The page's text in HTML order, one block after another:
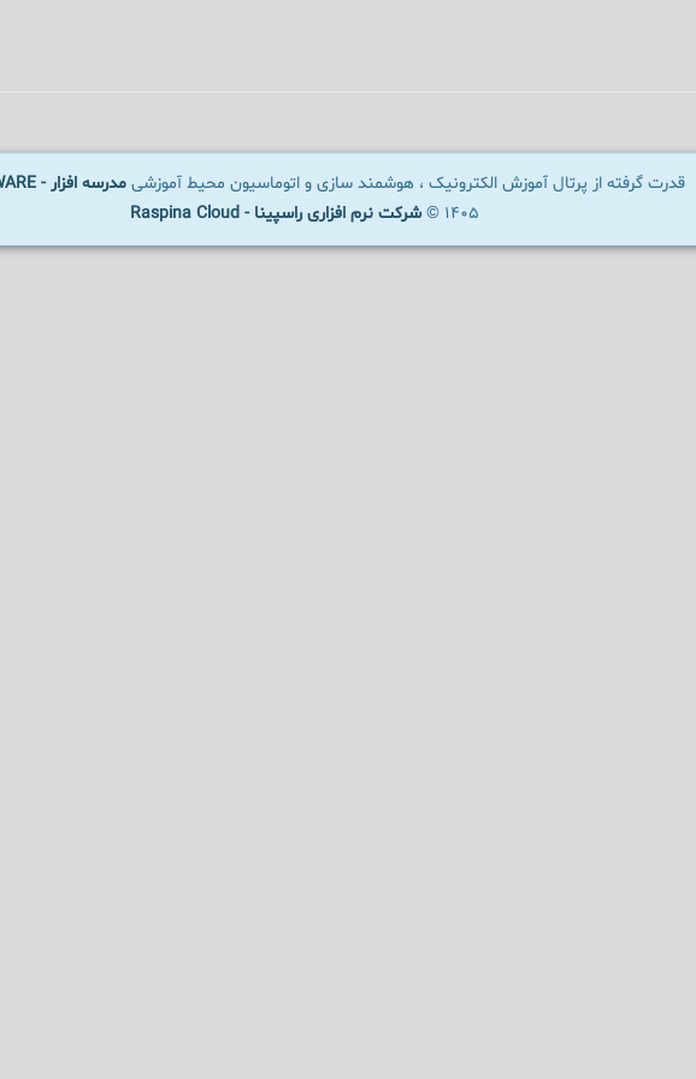
قدرت گرفته از پرتال آموزش الکترونیک ، هوشمند سازی و اتوماسیون محیط آموزشی مدرسه افزار - SCHOOLWARE
1405 ©
شرکت نرم افزاری راسپینا - Raspina Cloud